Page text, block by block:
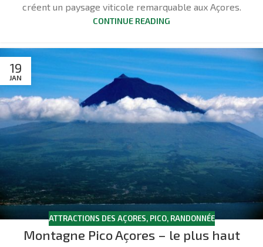
créent un paysage viticole remarquable aux Açores.
CONTINUE READING
19
JAN
ATTRACTIONS DES AÇORES, PICO, RANDONNÉE
Montagne Pico Açores – le plus haut